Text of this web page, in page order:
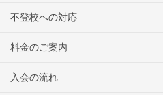
不登校への対応
料金のご案内
入会の流れ